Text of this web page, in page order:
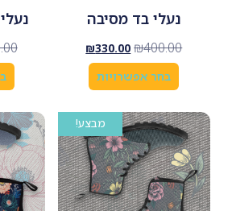
נעלי בד מסיבה
₪400.00
₪330.00
בחר אפשרויות
מבצע!